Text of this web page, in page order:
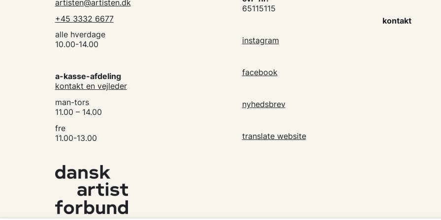
artisten@artisten.dk
+45 3332 6677
alle hverdage
10.00-14.00
a-kasse-afdeling
kontakt en vejleder
man-tors
11.00 – 14.00
fre
11.00-13.00
65115115
instagram
facebook
nyhedsbrev
translate website
kontakt